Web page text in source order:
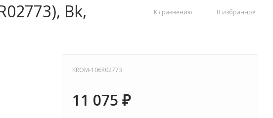
Bk,
К сравнению В избранное
KROM-106R02773
11 075 ₽